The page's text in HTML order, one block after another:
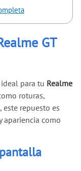
GT
para tu Realme
roturas,
repuesto es
apariencia como